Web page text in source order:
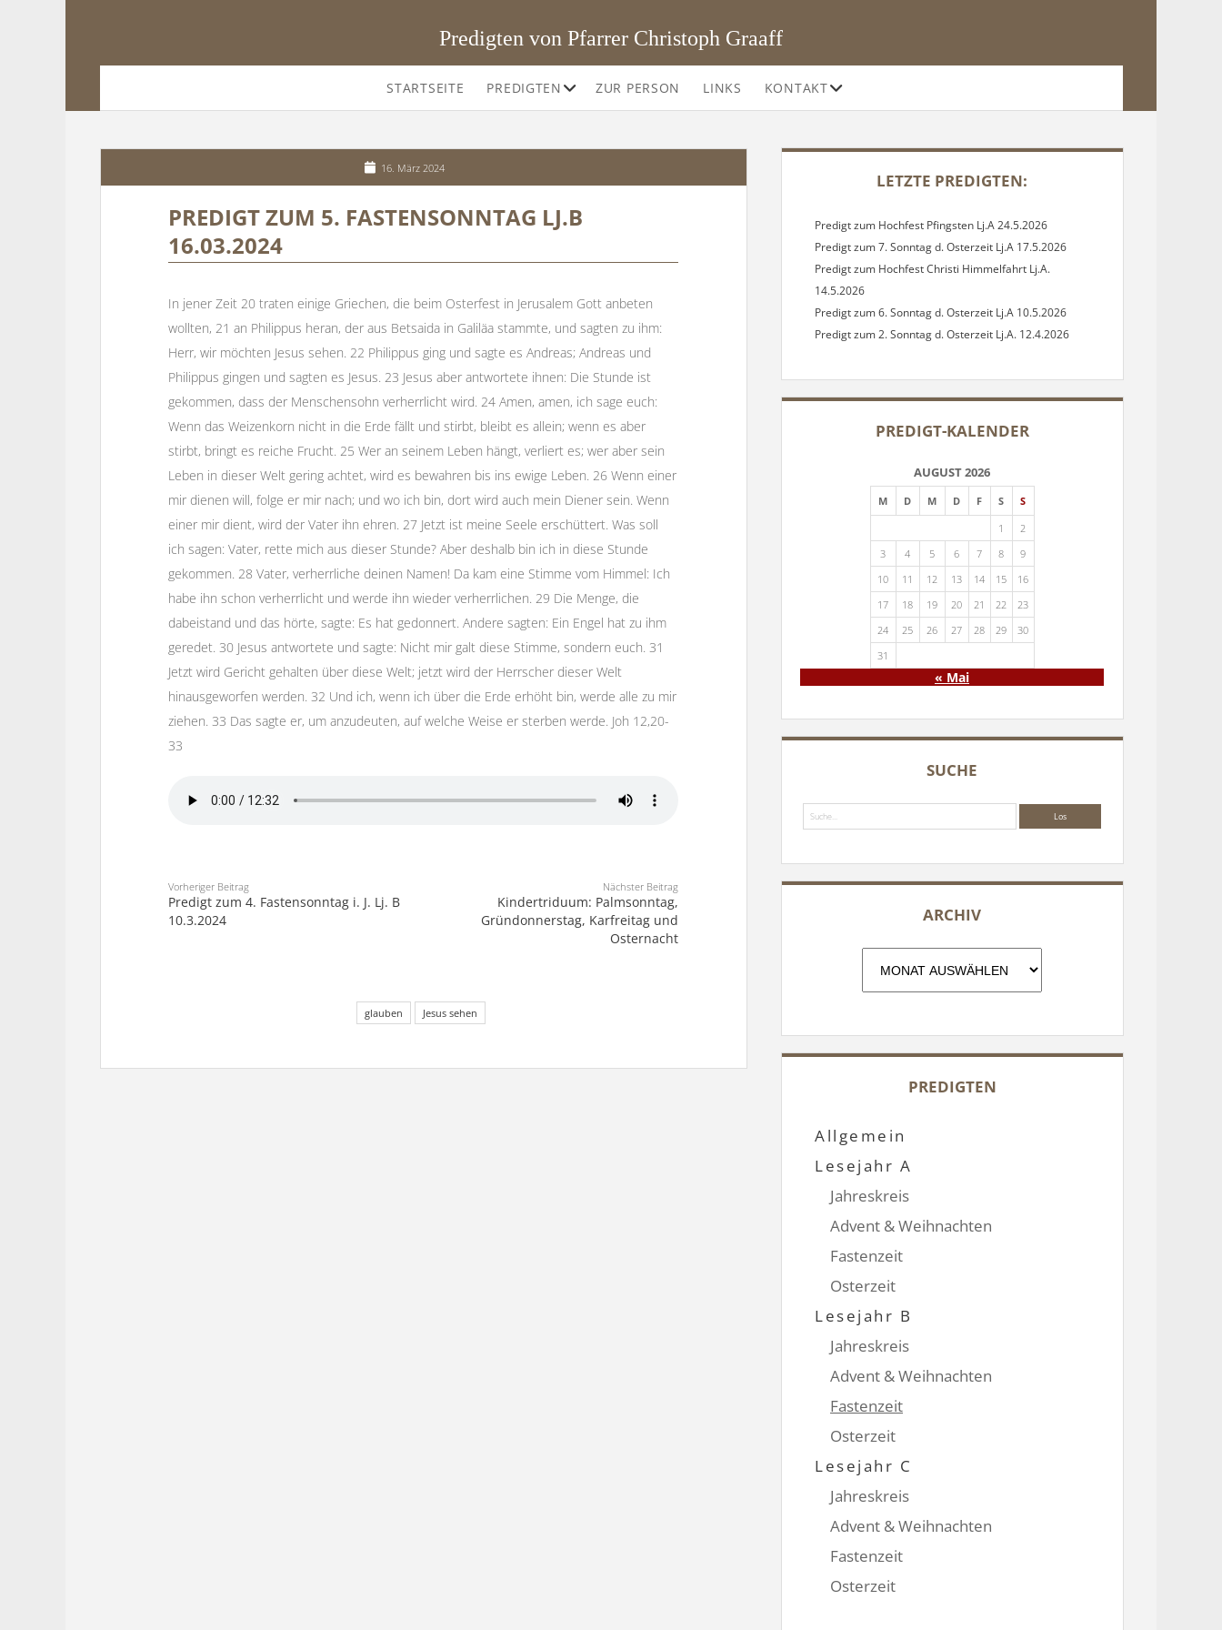
Predigten von Pfarrer Christoph Graaff
STARTSEITE PREDIGTEN OffeneZUR PERSON LINKS KONTAKTOffene
16. März 2024
PREDIGT ZUM 5. FASTENSONNTAG LJ.B
16.03.2024
In jener Zeit 20 traten einige Griechen, die beim Osterfest in Jerusalem Gott anbeten
wollten, 21 an Philippus heran, der aus Betsaida in Galiläa stammte, und sagten zu ihm:
Herr, wir möchten Jesus sehen. 22 Philippus ging und sagte es Andreas; Andreas und
Philippus gingen und sagten es Jesus. 23 Jesus aber antwortete ihnen: Die Stunde ist
gekommen, dass der Menschensohn verherrlicht wird. 24 Amen, amen, ich sage euch:
Wenn das Weizenkorn nicht in die Erde fällt und stirbt, bleibt es allein; wenn es aber
stirbt, bringt es reiche Frucht. 25 Wer an seinem Leben hängt, verliert es; wer aber sein
Leben in dieser Welt gering achtet, wird es bewahren bis ins ewige Leben. 26 Wenn einer
mir dienen will, folge er mir nach; und wo ich bin, dort wird auch mein Diener sein. Wenn
einer mir dient, wird der Vater ihn ehren. 27 Jetzt ist meine Seele erschüttert. Was soll
ich sagen: Vater, rette mich aus dieser Stunde? Aber deshalb bin ich in diese Stunde
gekommen. 28 Vater, verherrliche deinen Namen! Da kam eine Stimme vom Himmel: Ich
habe ihn schon verherrlicht und werde ihn wieder verherrlichen. 29 Die Menge, die
dabeistand und das hörte, sagte: Es hat gedonnert. Andere sagten: Ein Engel hat zu ihm
geredet. 30 Jesus antwortete und sagte: Nicht mir galt diese Stimme, sondern euch. 31
Jetzt wird Gericht gehalten über diese Welt; jetzt wird der Herrscher dieser Welt
hinausgeworfen werden. 32 Und ich, wenn ich über die Erde erhöht bin, werde alle zu mir
ziehen. 33 Das sagte er, um anzudeuten, auf welche Weise er sterben werde. Joh 12,20-
33
Vorheriger Beitrag
Predigt zum 4. Fastensonntag i. J. Lj. B
10.3.2024
Nächster Beitrag
Kindertriduum: Palmsonntag,
Gründonnerstag, Karfreitag und
Osternacht
glauben Jesus sehen
SIDEBAR
LETZTE PREDIGTEN:
Predigt zum Hochfest Pfingsten Lj.A 24.5.2026
Predigt zum 7. Sonntag d. Osterzeit Lj.A 17.5.2026
Predigt zum Hochfest Christi Himmelfahrt Lj.A.
14.5.2026
Predigt zum 6. Sonntag d. Osterzeit Lj.A 10.5.2026
Predigt zum 2. Sonntag d. Osterzeit Lj.A. 12.4.2026
PREDIGT-KALENDER
AUGUST 2026
M D M D F S
S
1
2
3
4 5 6 7 8
9
10
11 12 13 14 15
16
17
18 19 20 21 22
23
24
25 26 27 28 29
30
31
« Mai
SUCHE
ARCHIV
PREDIGTEN
Allgemein
Lesejahr A
Jahreskreis
Advent & Weihnachten
Fastenzeit
Osterzeit
Lesejahr B
Jahreskreis
Advent & Weihnachten
Fastenzeit
Osterzeit
Lesejahr C
Jahreskreis
Advent & Weihnachten
Fastenzeit
Osterzeit